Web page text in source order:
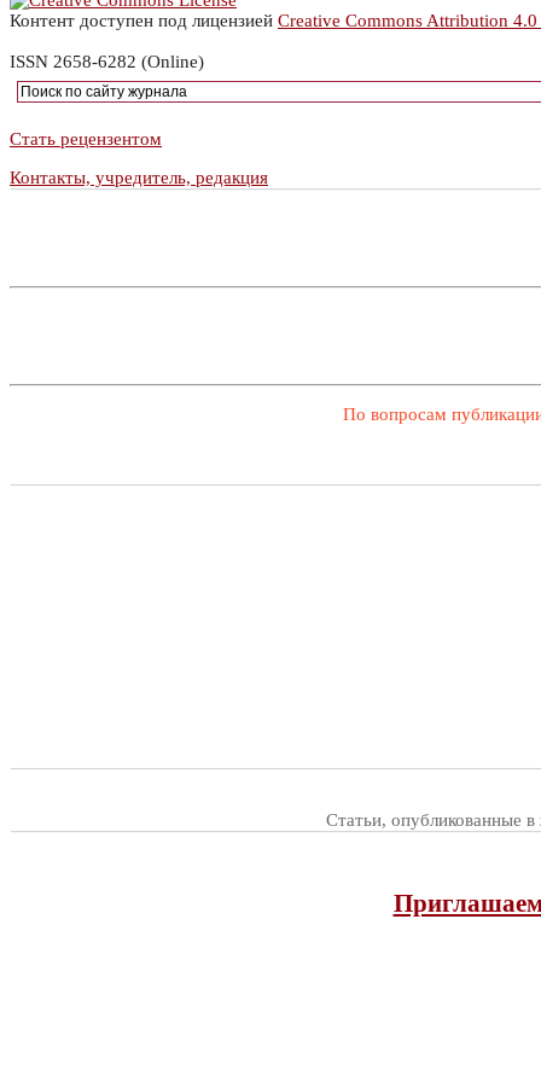
Контент доступен под лицензией Creative Commons Attribution 4.0
ISSN 2658-6282 (Online)
Стать рецензентом
Контакты, учредитель, редакция
По вопросам
Статьи, опубликованные
Приглашаем